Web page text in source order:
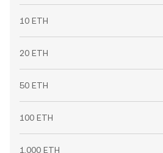
10 ETH
20 ETH
50 ETH
100 ETH
1,000 ETH